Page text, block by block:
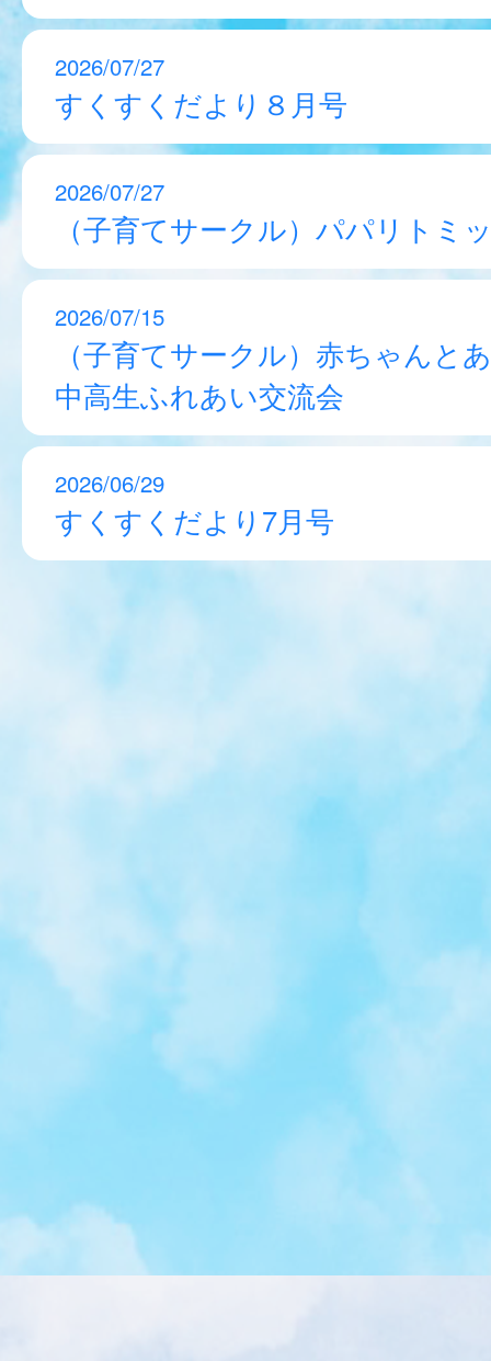
2026/07/27
すくすくだより８月号
2026/07/27
（子育てサークル）パパリトミ
2026/07/15
（子育てサークル）赤ちゃんと
中高生ふれあい交流会
2026/06/29
すくすくだより7月号